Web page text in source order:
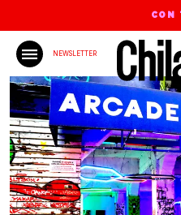
CON
NEWSLETTER